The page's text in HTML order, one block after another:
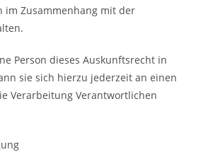
im Zusammenhang mit der
Person dieses Auskunftsrecht in
sie sich hierzu jederzeit an einen
Verarbeitung Verantwortlichen